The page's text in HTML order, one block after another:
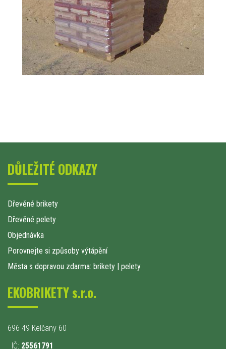
DŮLEŽITÉ ODKAZY
Dřevěné brikety
Dřevěné pelety
Objednávka
Porovnejte si způsoby výtápění
Města s dopravou zdarma: brikety | pelety
EKOBRIKETY s.r.o.
696 49 Kelčany 60
IČ: 25561791